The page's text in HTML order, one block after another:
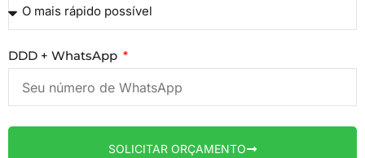
DDD + WhatsApp
SOLICITAR ORÇAMENTO